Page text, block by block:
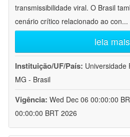
transmissibilidade viral. O Brasil
cenário crítico relacionado ao con...
leia mais
Instituição/UF/País: Universidade
MG - Brasil
Vigência: Wed Dec 06 00:00:00
00:00:00 BRT 2026